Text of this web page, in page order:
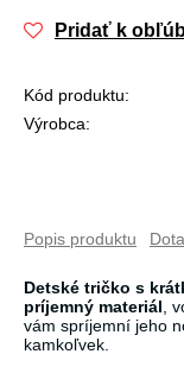
Pridať k
Kód produktu:
Výrobca:
Popis produktu
Detské tričko s
príjemný materiál,
vám spríjemní jeho
kamkoľvek.